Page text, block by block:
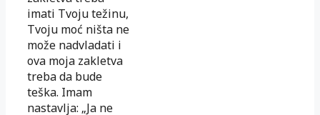
imati Tvoju težinu,
Tvoju moć ništa ne
može nadvladati i
ova moja zakletva
treba da bude
teška. Imam
nastavlja: „Ja ne